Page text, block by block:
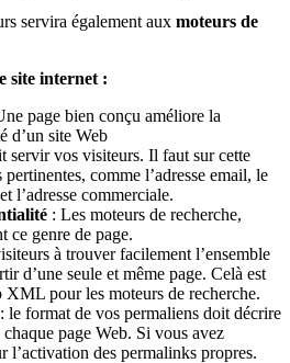
servira également aux moteurs de
site internet :
page bien conçu améliore la
d’un site Web
servir vos visiteurs. Il faut sur cette
comme l’adresse email, le
l’adresse commerciale.
: Les moteurs de recherche,
ce genre de page.
à trouver facilement l’ensemble
d’une seule et même page. Celà est
XML pour les moteurs de recherche.
: le format de vos permaliens doit décrire
page Web. Si vous avez
l’activation des permalinks propres.